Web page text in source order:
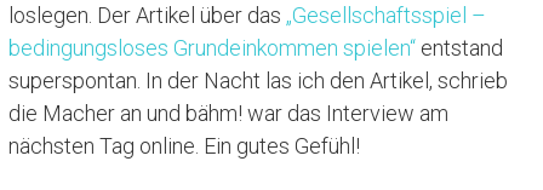
loslegen. Der Artikel über das „Gesellschaftsspiel –
bedingungsloses Grundeinkommen spielen“entstand
superspontan. In der Nacht las ich den Artikel, schrieb
die Macher an und bähm! war das Interview am
nächsten Tag online. Ein gutes Gefühl!